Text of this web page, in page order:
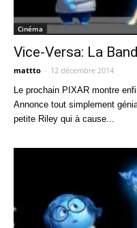
Cinéma
Vice-Versa: La
mattto - 12 décembre 2014
Le prochain PIXAR montre
Annonce tout simplement
petite Riley qui à cause...